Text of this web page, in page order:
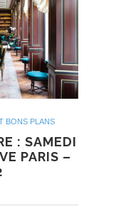
BONS PLANS
: SAMEDI
PARIS –